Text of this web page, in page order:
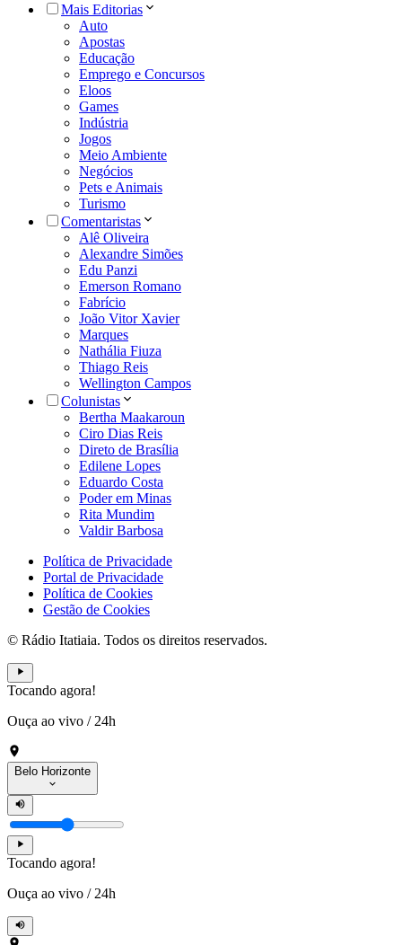
Mais Editorias
Auto
Apostas
Educação
Emprego e Concursos
Eloos
Games
Indústria
Jogos
Meio Ambiente
Negócios
Pets e Animais
Turismo
Comentaristas
Alê Oliveira
Alexandre Simões
Edu Panzi
Emerson Romano
Fabrício
João Vitor Xavier
Marques
Nathália Fiuza
Thiago Reis
Wellington Campos
Colunistas
Bertha Maakaroun
Ciro Dias Reis
Direto de Brasília
Edilene Lopes
Eduardo Costa
Poder em Minas
Rita Mundim
Valdir Barbosa
Política de Privacidade
Portal de Privacidade
Política de Cookies
Gestão de Cookies
© Rádio Itatiaia. Todos os direitos reservados.
Tocando agora!
Ouça ao vivo / 24h
Belo Horizonte
Tocando agora!
Ouça ao vivo / 24h